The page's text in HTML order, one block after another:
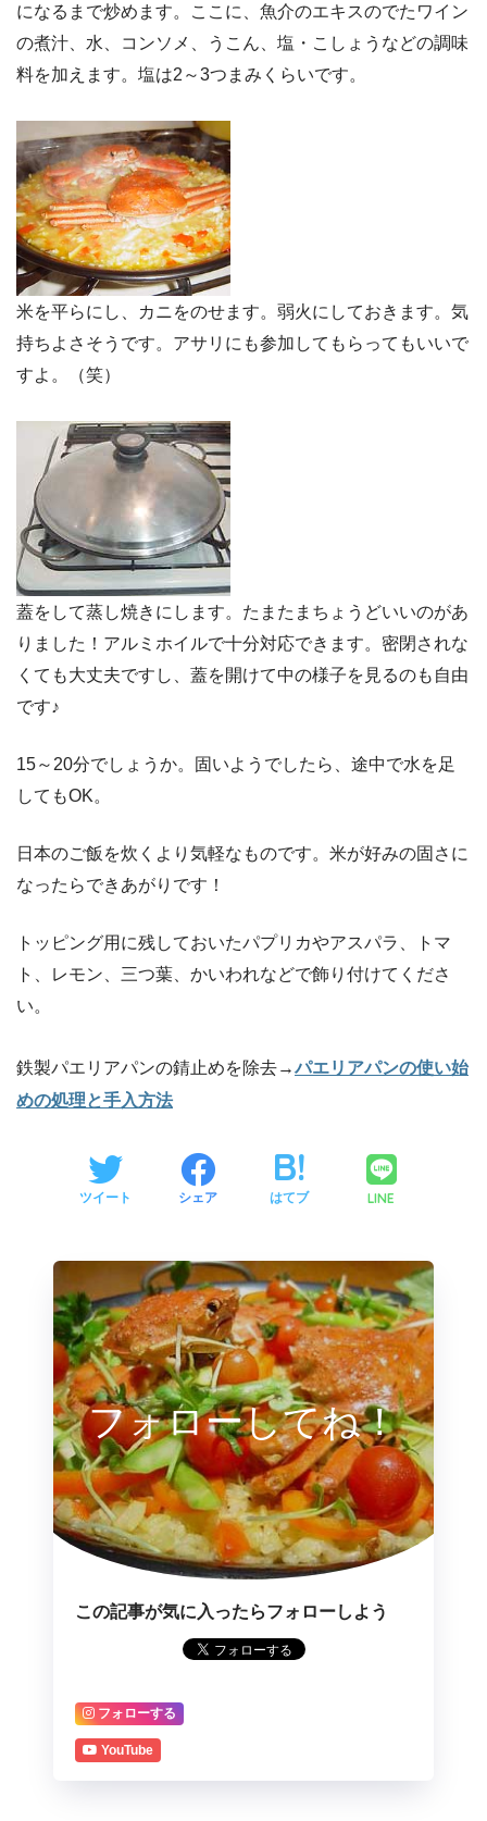
になるまで炒めます。ここに、魚介のエキスのでたワイン
の煮汁、水、コンソメ、うこん、塩・こしょうなどの調味
料を加えます。塩は2～3つまみくらいです。
米を平らにし、カニをのせます。弱火にしておきます。気
持ちよさそうです。アサリにも参加してもらってもいいで
すよ。（笑）
蓋をして蒸し焼きにします。たまたまちょうどいいのがあ
りました！アルミホイルで十分対応できます。密閉されな
くても大丈夫ですし、蓋を開けて中の様子を見るのも自由
です♪
15～20分でしょうか。固いようでしたら、途中で水を足
してもOK。
日本のご飯を炊くより気軽なものです。米が好みの固さに
なったらできあがりです！
トッピング用に残しておいたパプリカやアスパラ、トマ
ト、レモン、三つ葉、かいわれなどで飾り付けてくださ
い。
鉄製パエリアパンの錆止めを除去→パエリアパンの使い始
めの処理と手入方法
ツイート シェア はてブ LINE
フォローしてね！
この記事が気に入ったらフォローしよう
フォローする
YouTube